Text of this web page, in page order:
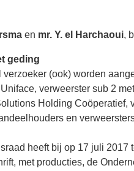
en mr. Y. el Harchaoui,
geding
verzoeker (ook) worden
verweerster sub 2
Holding Coöperatief,
en
heeft bij op 17 juli 2017
met producties, de